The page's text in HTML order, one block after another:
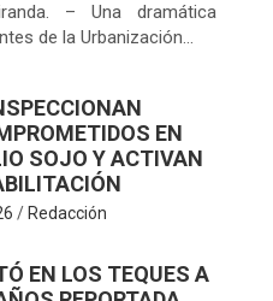
– Una dramática
de la Urbanización…
EN
SOJO Y ACTIVAN
Redacción
EN LOS TEQUES A